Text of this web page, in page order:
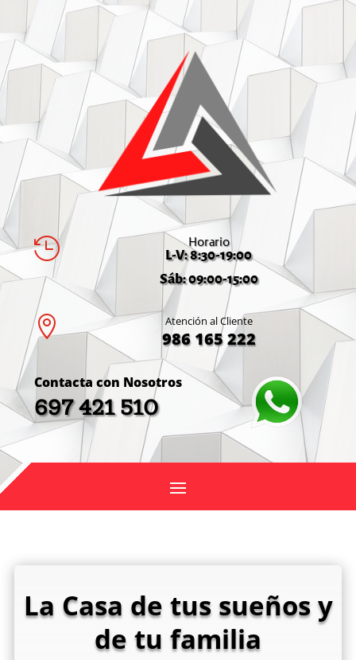
 Horario
L-V: 8:30-19:00
Sáb: 09:00-15:00
 Atención al Cliente
986 165 222
Contacta con Nosotros
697 421 510
La Casa de tus sueños y
de tu familia